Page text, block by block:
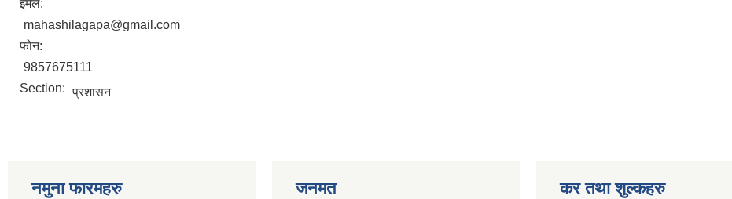
ईमेल:
mahashilagapa@gmail.com
फोन:
9857675111
Section: प्रशासन
नमुना फारमहरु जनमत कर तथा शुल्कहरु